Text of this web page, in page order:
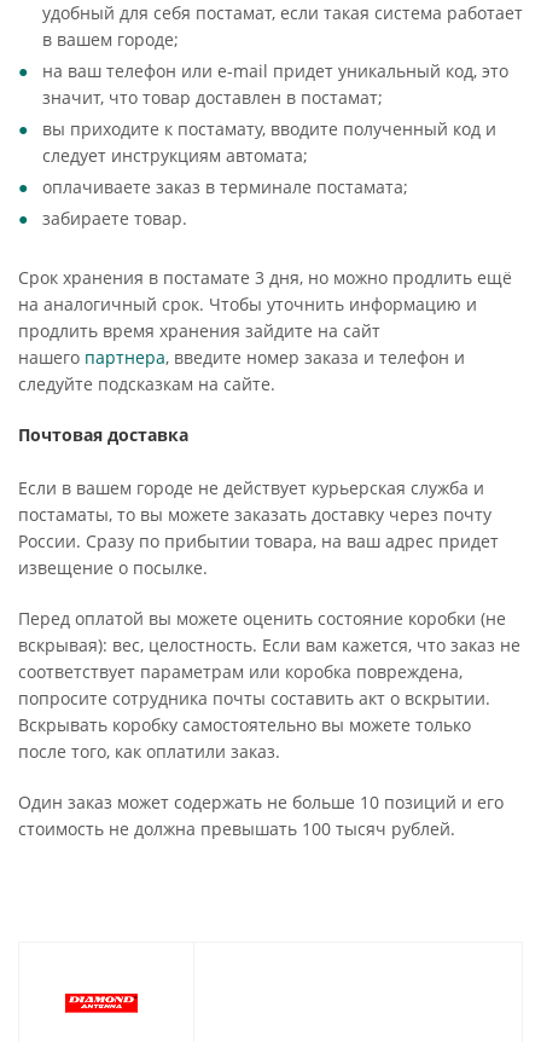
удобный для себя постамат, если такая система работает
в вашем городе;
на ваш телефон или e-mail придет уникальный код, это
значит, что товар доставлен в постамат;
вы приходите к постамату, вводите полученный код и
следует инструкциям автомата;
оплачиваете заказ в терминале постамата;
забираете товар.
Срок хранения в постамате 3 дня, но можно продлить ещё
на аналогичный срок. Чтобы уточнить информацию и
продлить время хранения зайдите на сайт
нашего партнера, введите номер заказа и телефон и
следуйте подсказкам на сайте.
Почтовая доставка
Если в вашем городе не действует курьерская служба и
постаматы, то вы можете заказать доставку через почту
России. Сразу по прибытии товара, на ваш адрес придет
извещение о посылке.
Перед оплатой вы можете оценить состояние коробки (не
вскрывая): вес, целостность. Если вам кажется, что заказ не
соответствует параметрам или коробка повреждена,
попросите сотрудника почты составить акт о вскрытии.
Вскрывать коробку самостоятельно вы можете только
после того, как оплатили заказ.
Один заказ может содержать не больше 10 позиций и его
стоимость не должна превышать 100 тысяч рублей.